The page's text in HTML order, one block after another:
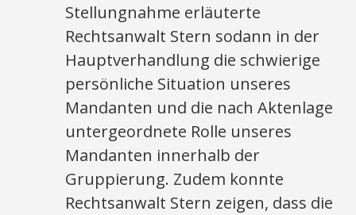
Stellungnahme erläuterte
Rechtsanwalt Stern sodann in der
Hauptverhandlung die schwierige
persönliche Situation unseres
Mandanten und die nach Aktenlage
untergeordnete Rolle unseres
Mandanten innerhalb der
Gruppierung. Zudem konnte
Rechtsanwalt Stern zeigen, dass die